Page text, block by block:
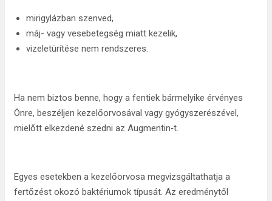
mirigylázban szenved,
máj- vagy vesebetegség miatt kezelik,
vizeletürítése nem rendszeres.
Ha nem biztos benne, hogy a fentiek bármelyike érvényes
Önre, beszéljen kezelőorvosával vagy gyógyszerészével,
mielőtt elkezdené szedni az Augmentin‑t.
Egyes esetekben a kezelőorvosa megvizsgáltathatja a
fertőzést okozó baktériumok típusát. Az eredménytől